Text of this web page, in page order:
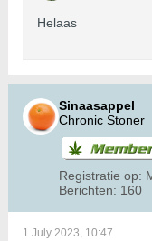
Helaas
Sinaasappel
Chronic Stoner
Registratie op:
Berichten: 160
1 July 2023, 10:47